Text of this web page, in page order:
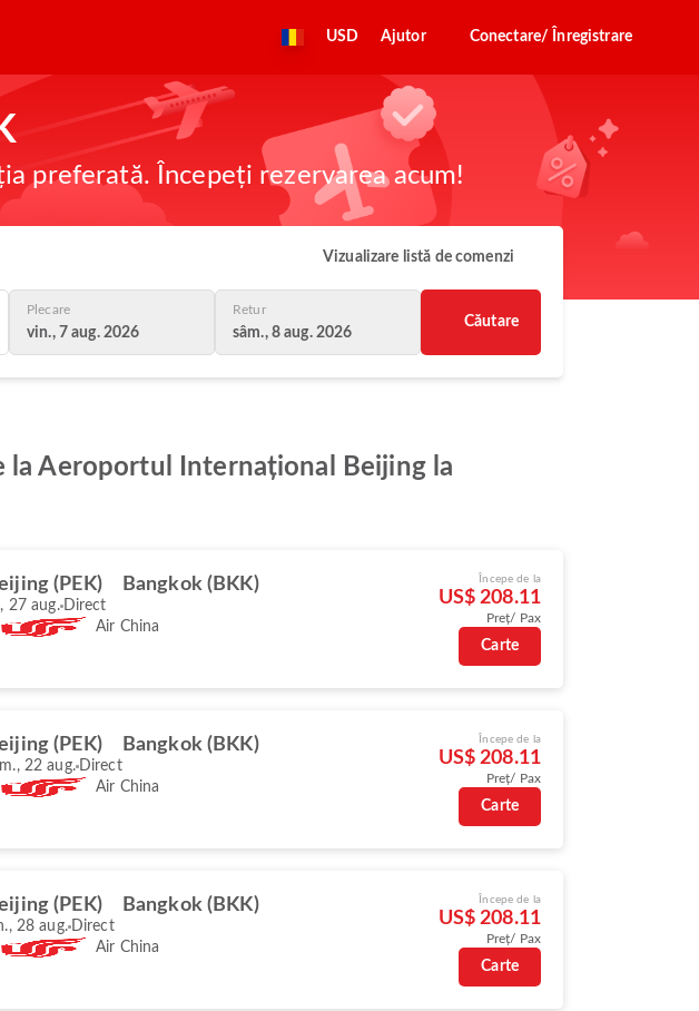
USD Ajutor Conectare/ Înregistrare
preferată. Începeți rezervarea acum!
Vizualizare listă de comenzi
Plecare
vin., 7 aug. 2026
Retur
sâm., 8 aug. 2026
Căutare
la Aeroportul Internațional Beijing la
(PEK) Bangkok (BKK)
27 aug. Direct
Air China
Începe de la
US$ 208.11
Preț/ Pax
Carte
(PEK) Bangkok (BKK)
22 aug. Direct
Air China
Începe de la
US$ 208.11
Preț/ Pax
Carte
(PEK) Bangkok (BKK)
28 aug. Direct
Air China
Începe de la
US$ 208.11
Preț/ Pax
Carte